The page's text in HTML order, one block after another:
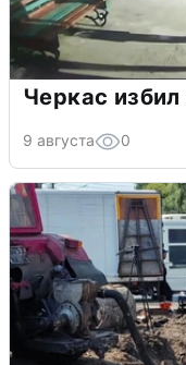
Черкас
9 августа 0